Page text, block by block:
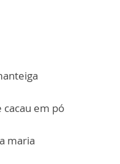
cacau em pó
maria